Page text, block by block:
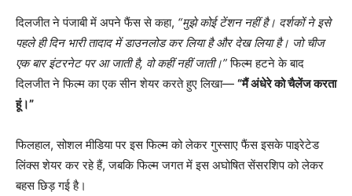
दिलजीत ने पंजाबी में अपने फैंस से कहा, “मुझे कोई टेंशन नहीं है। दर्शकों ने इसे
पहले ही दिन भारी तादाद में डाउनलोड कर लिया है और देख लिया है। जो चीज
एक बार इंटरनेट पर आ जाती है, वो कहीं नहीं जाती।”फिल्म हटने के बाद
दिलजीत ने फिल्म का एक सीन शेयर करते हुए लिखा— “मैं अंधेरे को चैलेंज करता
हूं।”
फिलहाल, सोशल मीडिया पर इस फिल्म को लेकर गुस्साए फैंस इसके पाइरेटेड
लिंक्स शेयर कर रहे हैं, जबकि फिल्म जगत में इस अघोषित सेंसरशिप को लेकर
बहस छिड़ गई है।